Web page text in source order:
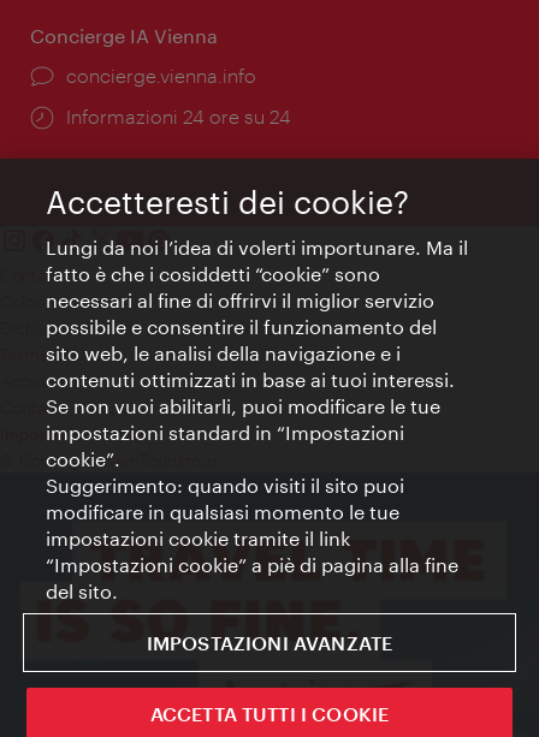
Concierge IA Vienna
Ort:
concierge.vienna.info
Öffnungszeiten:
Informazioni 24 ore su 24
Contatti
Colophon
Dichiarazione sulla protezione dei dati
Terms of Use
Accessibilità
Contatto stampa
Impostazioni cookie
© Copyright WienTourismus
Accetteresti dei cookie?
Lungi da noi l’idea di volerti importunare. Ma il
fatto è che i cosiddetti “cookie” sono
necessari al fine di offrirvi il miglior servizio
possibile e consentire il funzionamento del
sito web, le analisi della navigazione e i
contenuti ottimizzati in base ai tuoi interessi.
Se non vuoi abilitarli, puoi modificare le tue
impostazioni standard in “Impostazioni
cookie”.
Suggerimento: quando visiti il sito puoi
modificare in qualsiasi momento le tue
impostazioni cookie tramite il link
“Impostazioni cookie” a piè di pagina alla fine
del sito.
IMPOSTAZIONI AVANZATE
ACCETTA TUTTI I COOKIE